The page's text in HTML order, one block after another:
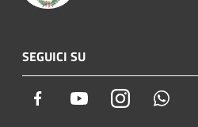
SEGUICI SU
Facebook YoutubeInstagram